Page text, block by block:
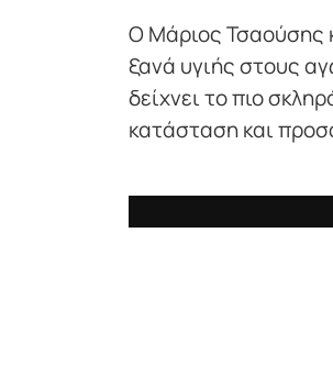
Ο Μάριος Τσαούσης
ξανά υγιής στους
δείχνει το πιο
κατάσταση και